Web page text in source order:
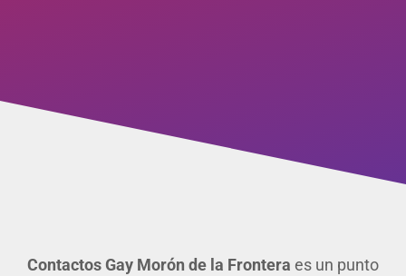
Contactos Gay Morón de la Frontera es un punto